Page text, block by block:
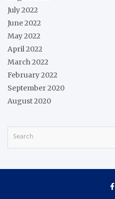
July 2022
June 2022
May 2022
April 2022
March 2022
February 2022
September 2020
August 2020